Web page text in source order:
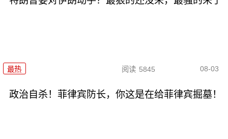
最热 阅读 5845 08-03
政治自杀！菲律宾防长，你这是在给菲律宾掘墓！